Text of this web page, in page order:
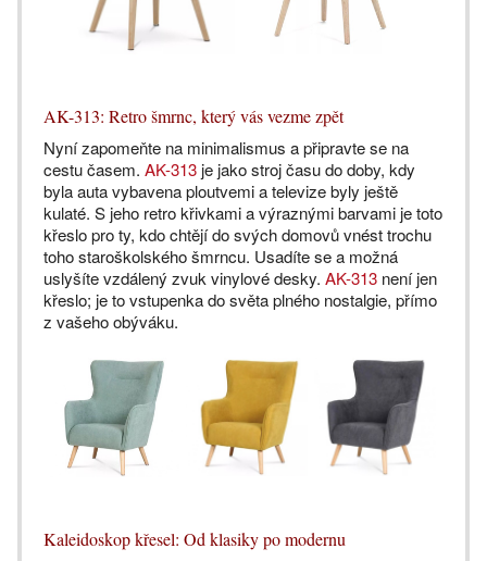
AK-313: Retro šmrnc, který vás vezme zpět
Nyní zapomeňte na minimalismus a připravte se na
cestu časem. AK-313 je jako stroj času do doby, kdy
byla auta vybavena ploutvemi a televize byly ještě
kulaté. S jeho retro křivkami a výraznými barvami je toto
křeslo pro ty, kdo chtějí do svých domovů vnést trochu
toho staroškolského šmrncu. Usadíte se a možná
uslyšíte vzdálený zvuk vinylové desky. AK-313 není jen
křeslo; je to vstupenka do světa plného nostalgie, přímo
z vašeho obýváku.
Kaleidoskop křesel: Od klasiky po modernu